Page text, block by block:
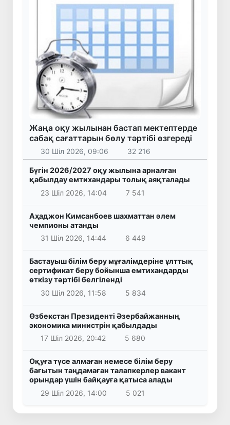
Жаңа оқу жылынан бастап мектептерде
сабақ сағаттарын бөлу тәртібі өзгереді
30 Шіл 2026, 09:06 32 216
Бүгін 2026/2027 оқу жылына арналған
қабылдау емтихандары толық аяқталады
23 Шіл 2026, 14:04
7 541
Аҳаджон Кимсанбоев шахматтан әлем
чемпионы атанды
31 Шіл 2026, 14:44
6 449
Бастауыш білім беру мұғалімдеріне ұлттық
сертификат беру бойынша емтихандарды
өткізу тәртібі белгіленді
30 Шіл 2026, 11:58
5 834
Өзбекстан Президенті Әзербайжанның
экономика министрін қабылдады
17 Шіл 2026, 20:42
5 680
Оқуға түсе алмаған немесе білім беру
бағытын таңдамаған талапкерлер вакант
орындар үшін байқауға қатыса алады
29 Шіл 2026, 14:00
5 021